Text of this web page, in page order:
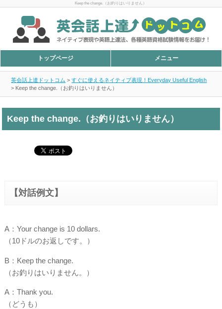
Keep the change.（お釣りはいりません）
トップページ メニュー
英会話上達ドットコム >すぐに使えるネイティブ表現！Everyday Useful English
> Keep the change.（お釣りはいりません）
Keep the change.（お釣りはいりません）
【対話例文】
A：Your change is 10 dollars.
（10ドルのお返しです。）
B：Keep the change.
（お釣りはいりません。）
A：Thank you.
（どうも）